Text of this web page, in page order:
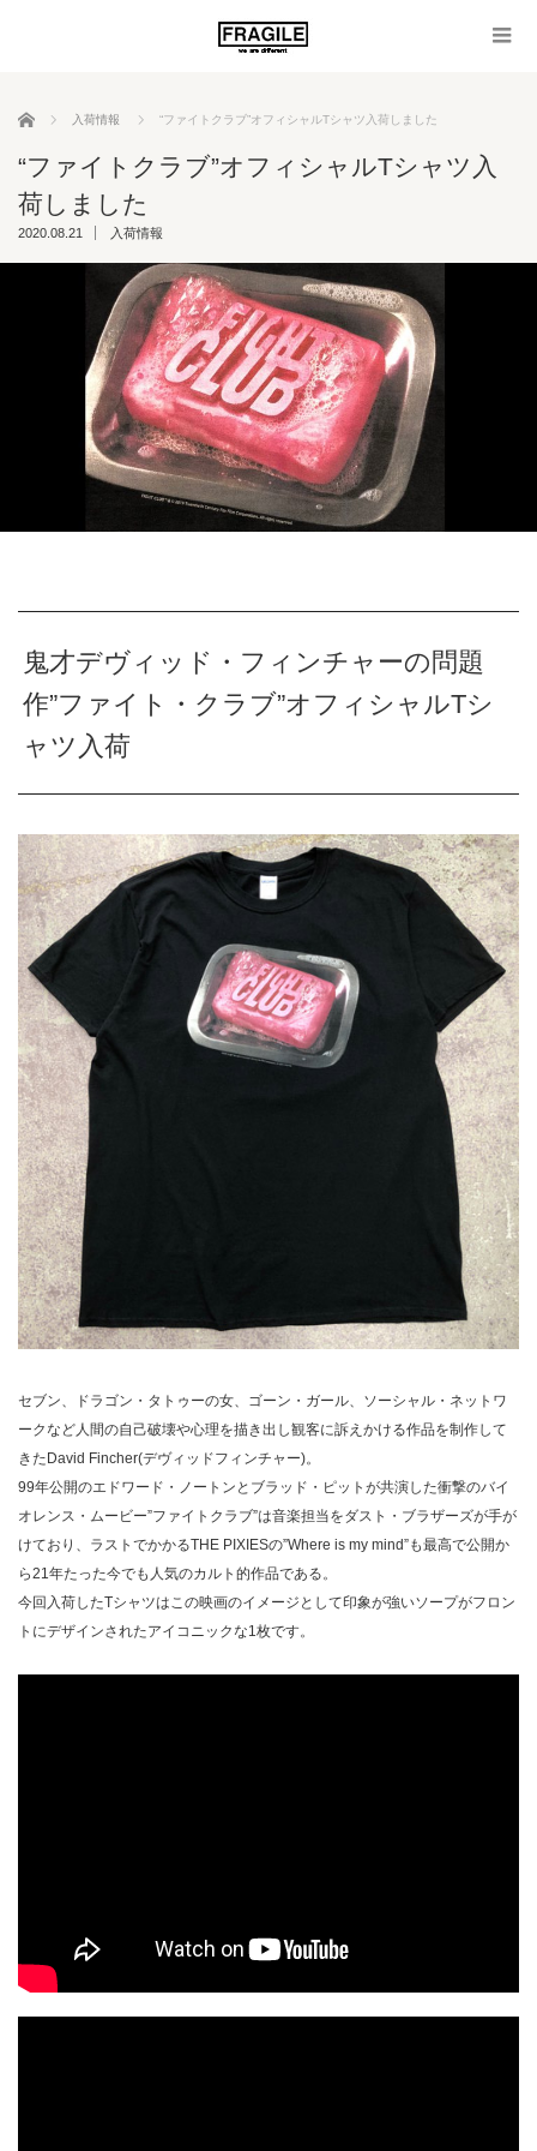
ホーム 入荷情報 “ファイトクラブ”オフィシャルTシャツ入荷しました
“ファイトクラブ”オフィシャルTシャツ入
荷しました
2020.08.21 入荷情報
鬼才デヴィッド・フィンチャーの問題
作”ファイト・クラブ”オフィシャルTシ
ャツ入荷
セブン、ドラゴン・タトゥーの女、ゴーン・ガール、ソーシャル・ネットワ
ークなど人間の自己破壊や心理を描き出し観客に訴えかける作品を制作して
きたDavid Fincher(デヴィッドフィンチャー)。
99年公開のエドワード・ノートンとブラッド・ピットが共演した衝撃のバイ
オレンス・ムービー”ファイトクラブ”は音楽担当をダスト・ブラザーズが手が
けており、ラストでかかるTHE PIXIESの”Where is my mind”も最高で公開か
ら21年たった今でも人気のカルト的作品である。
今回入荷したTシャツはこの映画のイメージとして印象が強いソープがフロン
トにデザインされたアイコニックな1枚です。